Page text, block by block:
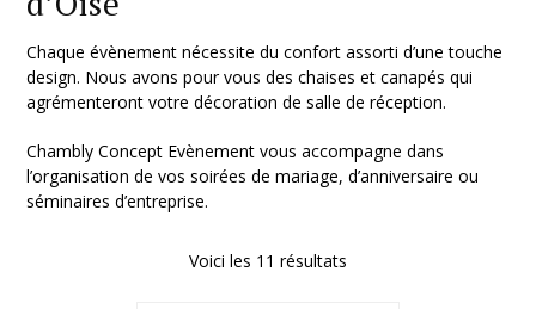
Chaque évènement nécessite du confort assorti d’une touche
design. Nous avons pour vous des chaises et canapés qui
agrémenteront votre décoration de salle de réception.
Chambly Concept Evènement vous accompagne dans
l’organisation de vos soirées de mariage, d’anniversaire ou
séminaires d’entreprise.
Voici les 11 résultats